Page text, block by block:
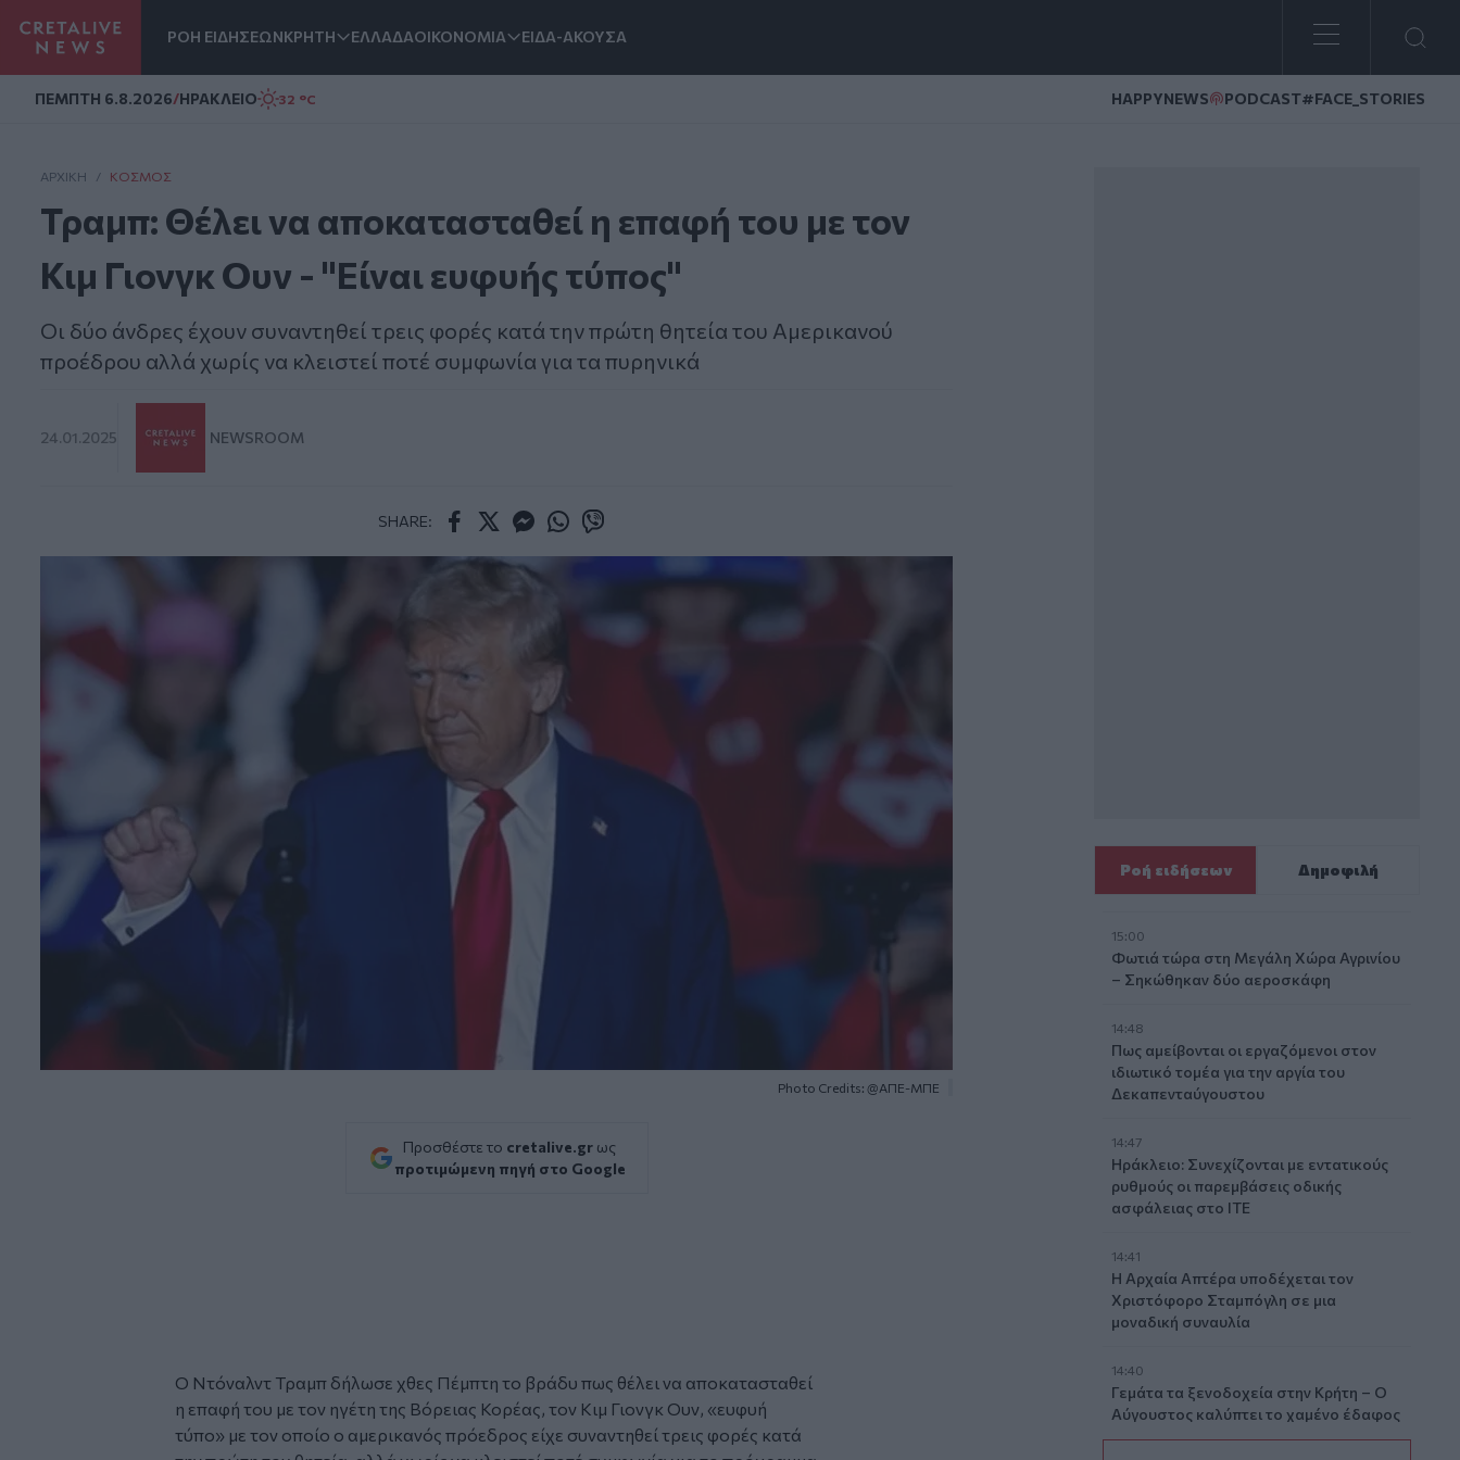
ΡΟΗ ΕΙΔΗΣΕΩΝΚΡΗΤΗ ΕΛΛΑΔΑΟΙΚΟΝΟΜΙΑ ΕΙΔΑ-ΑΚΟΥΣΑ
ΠΕΜΠΤΗ 6.8.2026/ΗΡΑΚΛΕΙΟ 32 °C HAPPYNEWS PODCAST#FACE_STORIES
ΑΡΧΙΚΗ / ΚΌΣΜΟΣ
Τραμπ: Θέλει να αποκατασταθεί η επαφή του με τον
Κιμ Γιονγκ Ουν - "Είναι ευφυής τύπος"
Οι δύο άνδρες έχουν συναντηθεί τρεις φορές κατά την πρώτη θητεία του Αμερικανού
προέδρου αλλά χωρίς να κλειστεί ποτέ συμφωνία για τα πυρηνικά
24.01.2025 NEWSROOM
SHARE:
Photo Credits: @ΑΠΕ-ΜΠΕ
Προσθέστε το cretalive.gr ως
προτιμώμενη πηγή στο Google
Ο Ντόναλντ Τραμπ δήλωσε χθες Πέμπτη το βράδυ πως θέλει να αποκατασταθεί
η επαφή του με τον ηγέτη της Βόρειας Κορέας, τον Κιμ Γιονγκ Ουν, «ευφυή
τύπο» με τον οποίο ο αμερικανός πρόεδρος είχε συναντηθεί τρεις φορές κατά
Ροή ειδήσεων Δημοφιλή
15:00
Φωτιά τώρα στη Μεγάλη Χώρα Αγρινίου
– Σηκώθηκαν δύο αεροσκάφη
14:48
Πως αμείβονται οι εργαζόμενοι στον
ιδιωτικό τομέα για την αργία του
Δεκαπενταύγουστου
14:47
Ηράκλειο: Συνεχίζονται με εντατικούς
ρυθμούς οι παρεμβάσεις οδικής
ασφάλειας στο ΙΤΕ
14:41
Η Αρχαία Απτέρα υποδέχεται τον
Χριστόφορο Σταμπόγλη σε μια
μοναδική συναυλία
14:40
Γεμάτα τα ξενοδοχεία στην Κρήτη – Ο
Αύγουστος καλύπτει το χαμένο έδαφος
του Ιουλίου